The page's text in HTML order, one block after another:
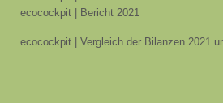
ecocockpit | Bericht 2021
ecocockpit | Vergleich der Bilanzen 2021